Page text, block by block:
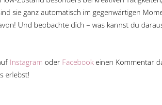
sie ganz automatisch im gegenwärtigen
Und beobachte dich – was kannst du
Instagram oder Facebook einen Kommentar
erlebst!